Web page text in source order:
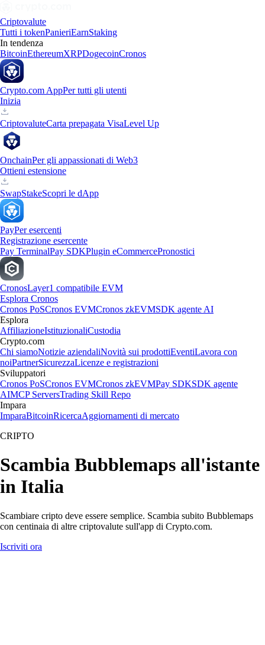
Criptovalute
Tutti i tokenPanieriEarnStaking
In tendenza
BitcoinEthereumXRPDogecoinCronos
Crypto.com AppPer tutti gli utenti
Inizia
CriptovaluteCarta prepagata VisaLevel Up
OnchainPer gli appassionati di Web3
Ottieni estensione
SwapStakeScopri le dApp
PayPer esercenti
Registrazione esercente
Pay TerminalPay SDKPlugin eCommercePronostici
CronosLayer1 compatibile EVM
Esplora Cronos
Cronos PoSCronos EVMCronos zkEVMSDK agente AI
Esplora
AffiliazioneIstituzionaliCustodia
Crypto.com
Chi siamoNotizie aziendaliNovità sui prodottiEventiLavora con
noiPartnerSicurezzaLicenze e registrazioni
Sviluppatori
Cronos PoSCronos EVMCronos zkEVMPay SDKSDK agente
AIMCP ServersTrading Skill Repo
Impara
ImparaBitcoinRicercaAggiornamenti di mercato
CRIPTO
Scambia Bubblemaps all'istante
in Italia
Scambiare cripto deve essere semplice. Scambia subito Bubblemaps
con centinaia di altre criptovalute sull'app di Crypto.com.
Iscriviti ora